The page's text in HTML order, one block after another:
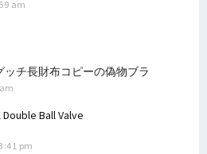
am
チ長財布コピーの偽物ブラ
Double Ball Valve
pm